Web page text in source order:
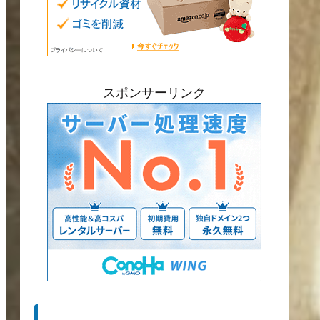
スポンサーリンク